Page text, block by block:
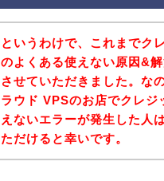
というわけで、これまでク
のよくある使えない原因&
させていただきました。な
ラウド VPSのお店でクレジ
えないエラーが発生した人
ただけると幸いです。